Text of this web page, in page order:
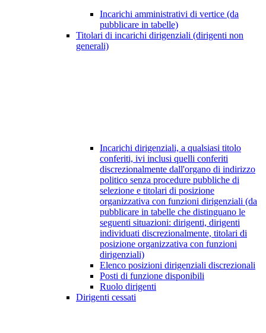
Incarichi amministrativi di vertice (da
pubblicare in tabelle)
Titolari di incarichi dirigenziali (dirigenti non
generali)
Incarichi dirigenziali, a qualsiasi titolo
conferiti, ivi inclusi quelli conferiti
discrezionalmente dall'organo di indirizzo
politico senza procedure pubbliche di
selezione e titolari di posizione
organizzativa con funzioni dirigenziali (da
pubblicare in tabelle che distinguano le
seguenti situazioni: dirigenti, dirigenti
individuati discrezionalmente, titolari di
posizione organizzativa con funzioni
dirigenziali)
Elenco posizioni dirigenziali discrezionali
Posti di funzione disponibili
Ruolo dirigenti
Dirigenti cessati